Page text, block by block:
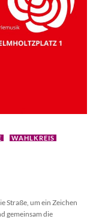
WAHLKREIS
Straße, um ein Zeichen
gemeinsam die